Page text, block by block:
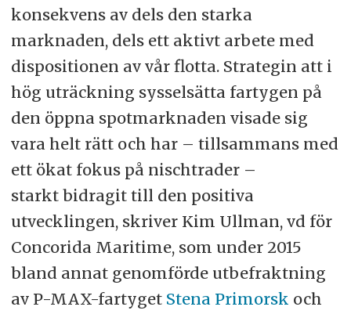
konsekvens av dels den starka
marknaden, dels ett aktivt arbete med
dispositionen av vår flotta. Strategin att i
hög uträckning sysselsätta fartygen på
den öppna spotmarknaden visade sig
vara helt rätt och har – tillsammans med
ett ökat fokus på nischtrader –
starkt bidragit till den positiva
utvecklingen, skriver Kim Ullman, vd för
Concorida Maritime, som under 2015
bland annat genomförde utbefraktning
av P-MAX-fartyget Stena Primorsk och